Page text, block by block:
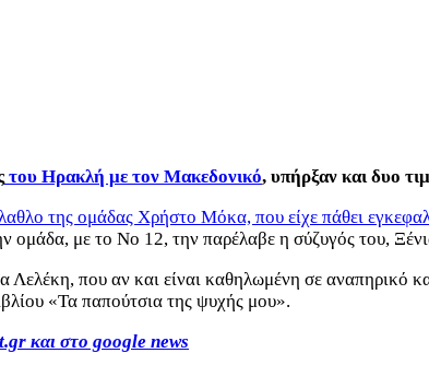
του Ηρακλή με τον Μακεδονικό, υπήρξαν και δυο
της ομάδας Χρήστο Μόκα, που είχε πάθει
ομάδα, με το Νο 12, την παρέλαβε η σύζυγός του,
που αν και είναι καθηλωμένη σε αναπηρικό
«Τα παπούτσια της ψυχής μου».
και στο google news